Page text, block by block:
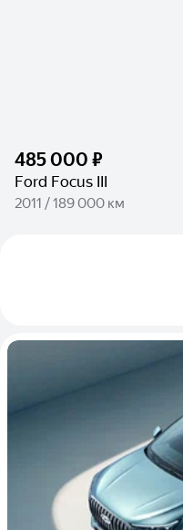
485 000 ₽
Ford Focus III
2011 / 189 000 км